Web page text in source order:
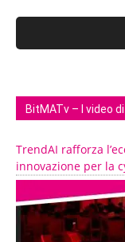
BitMATv – I video
TrendAI rafforza
innovazione per la